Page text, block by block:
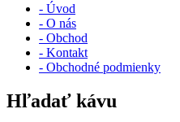
- Úvod
- O nás
- Obchod
- Kontakt
- Obchodné podmienky
Hľadať kávu